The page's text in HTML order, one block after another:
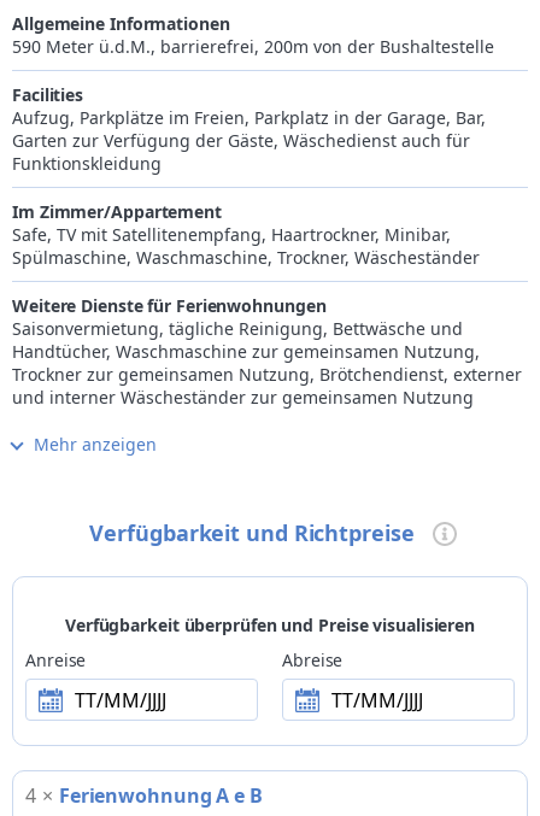
mit Liegewiese. Zudem können Sie im Haus Solarium sowie
Sauna gegen Gebühr nutzen. Auch W-Lan wird gegen
Nutzungsgebühr angeboten. Das Zentrum von Schenna ist
ganz in der Nähe des Hauses. Ebenso erreichen Sie die
Innenstadt von Meran bequem mit den öffentlichen
Verkehrsmitteln. Zahlreiche Freizeitmöglichkeiten bieten sich
rund um das Garni Gartenheim und das Personal ist sicher,
dass Sie sich hier wohl fühlen werden.
Allgemeine Informationen
590 Meter ü.d.M., barrierefrei, 200m von der Bushaltestelle
Facilities
Aufzug, Parkplätze im Freien, Parkplatz in der Garage, Bar,
Garten zur Verfügung der Gäste, Wäschedienst auch für
Funktionskleidung
Im Zimmer/Appartement
Safe, TV mit Satellitenempfang, Haartrockner, Minibar,
Spülmaschine, Waschmaschine, Trockner, Wäscheständer
Weitere Dienste für Ferienwohnungen
Saisonvermietung, tägliche Reinigung, Bettwäsche und
Handtücher, Waschmaschine zur gemeinsamen Nutzung,
Trockner zur gemeinsamen Nutzung, Brötchendienst, externer
und interner Wäscheständer zur gemeinsamen Nutzung
Internet
beheizter Außenpool im Sommer, Sauna
Kinder
familienfreundlicher Betrieb
Tiere
kleine Tiere und große Hunde willkommen
Mehr anzeigen
Verfügbarkeit und Richtpreise
Verfügbarkeit überprüfen und Preise visualisieren
Anreise
TT/MM/JJJJ
Abreise
TT/MM/JJJJ
4 × Ferienwohnung A e B